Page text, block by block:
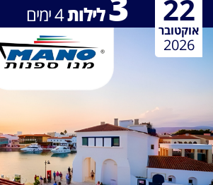
לילות4ימים 22
אוקטובר
2026